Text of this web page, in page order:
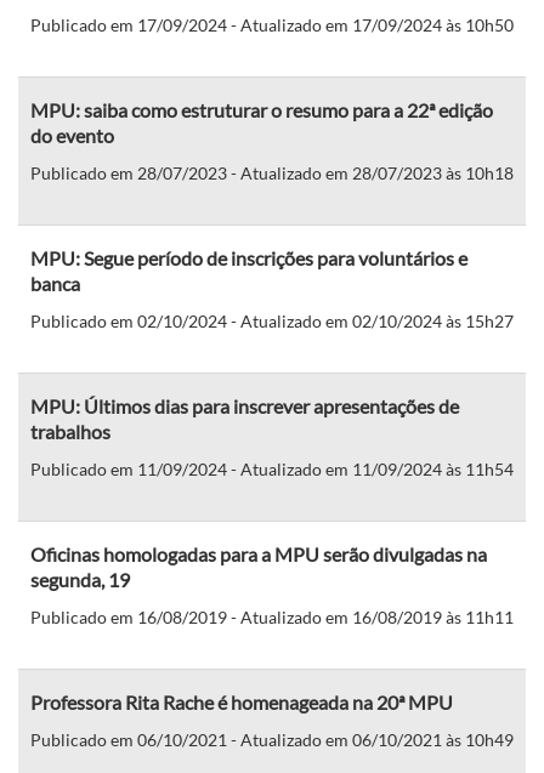
Publicado em 17/09/2024 - Atualizado em 17/09/2024 às 10h50
MPU: saiba como estruturar o resumo para a 22ª edição
do evento
Publicado em 28/07/2023 - Atualizado em 28/07/2023 às 10h18
MPU: Segue período de inscrições para voluntários e
banca
Publicado em 02/10/2024 - Atualizado em 02/10/2024 às 15h27
MPU: Últimos dias para inscrever apresentações de
trabalhos
Publicado em 11/09/2024 - Atualizado em 11/09/2024 às 11h54
Oficinas homologadas para a MPU serão divulgadas na
segunda, 19
Publicado em 16/08/2019 - Atualizado em 16/08/2019 às 11h11
Professora Rita Rache é homenageada na 20ª MPU
Publicado em 06/10/2021 - Atualizado em 06/10/2021 às 10h49